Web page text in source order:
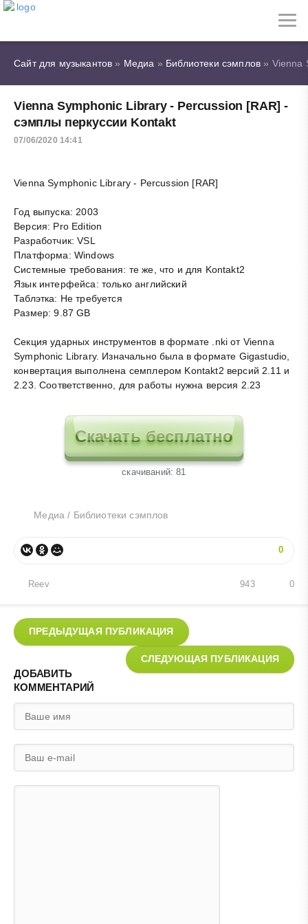
Сайт для музыкантов » Медиа » Библиотеки сэмплов » Vienna
Vienna Symphonic Library - Percussion [RAR] -
сэмплы перкуссии Kontakt
07/06/2020 14:41
Vienna Symphonic Library - Percussion [RAR]
Год выпуска: 2003
Версия: Pro Edition
Разработчик: VSL
Платформа: Windows
Системные требования: те же, что и для Kontakt2
Язык интерфейса: только английский
Таблэтка: Не требуется
Размер: 9.87 GB
Секция ударных инструментов в формате .nki от Vienna
Symphonic Library. Изначально была в формате Gigastudio,
конвертация выполнена семплером Kontakt2 версий 2.11 и
2.23. Соответственно, для работы нужна версия 2.23
Скачать бесплатно
cкачиваний: 81
Медиа / Библиотеки сэмплов
0
Reev 0
943
ПРЕДЫДУЩАЯ ПУБЛИКАЦИЯ
СЛЕДУЮЩАЯ ПУБЛИКАЦИЯ
ДОБАВИТЬ
КОММЕНТАРИЙ